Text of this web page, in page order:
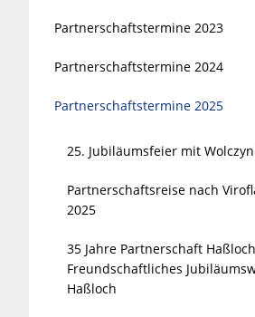
Partnerschaftstermine 2023
Partnerschaftstermine 2024
Partnerschaftstermine 2025
25. Jubiläumsfeier mit
Partnerschaftsreise nach
2025
35 Jahre Partnerschaft
Freundschaftliches
Haßloch